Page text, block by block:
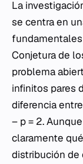
La
se centra en
Conjetura de
problema
infinitos pares
diferencia
– p = 2.
claramente
distribución de